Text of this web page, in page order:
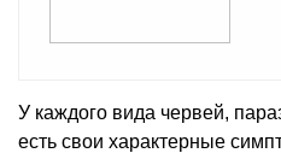
У каждого вида червей,
есть свои характерные